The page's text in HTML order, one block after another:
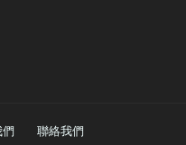
聯絡我們